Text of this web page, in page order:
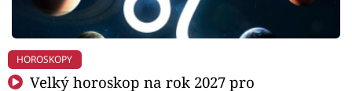
HOROSKOPY
Velký horoskop na rok 2027 pro